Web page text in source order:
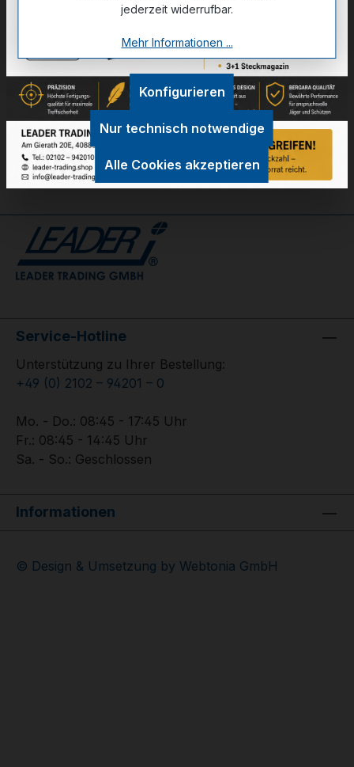
Zum Merkzettel hinzufügen
Technische Daten
GPSR Information
Bewertungen
Service-Hotline
Unterstützung zu Ihrer Bestellung:
+49 (0) 2102 – 94201 – 0
Mo. - Do.: 08:45 - 17:45 Uhr
Fr.: 08:45 - 14:45 Uhr
Sa. - So.: Geschlossen
Informationen
© Design & Umsetzung by Webtonia GmbH
jederzeit widerrufbar.
Mehr Informationen ...
Nur technisch notwendige
Konfigurieren
Alle Cookies akzeptieren